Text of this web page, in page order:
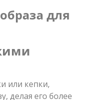
для
или кепки,
делая его более